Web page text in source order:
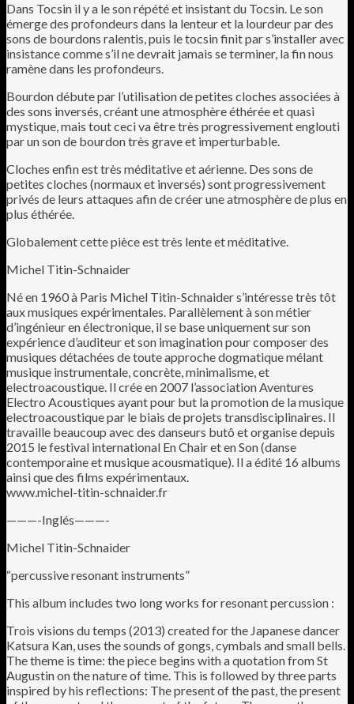
Dans Tocsin il y a le son répété et insistant du Tocsin. Le son
émerge des profondeurs dans la lenteur et la lourdeur par des
sons de bourdons ralentis, puis le tocsin finit par s’installer avec
insistance comme s’il ne devrait jamais se terminer, la fin nous
ramène dans les profondeurs.
Bourdon débute par l’utilisation de petites cloches associées à
des sons inversés, créant une atmosphère éthérée et quasi
mystique, mais tout ceci va être très progressivement englouti
par un son de bourdon très grave et imperturbable.
Cloches enfin est très méditative et aérienne. Des sons de
petites cloches (normaux et inversés) sont progressivement
privés de leurs attaques afin de créer une atmosphère de plus en
plus éthérée.
Globalement cette pièce est très lente et méditative.
Michel Titin-Schnaider
Né en 1960 à Paris Michel Titin-Schnaider s’intéresse très tôt
aux musiques expérimentales. Parallèlement à son métier
d’ingénieur en électronique, il se base uniquement sur son
expérience d’auditeur et son imagination pour composer des
musiques détachées de toute approche dogmatique mélant
musique instrumentale, concrète, minimalisme, et
electroacoustique. Il crée en 2007 l’association Aventures
Electro Acoustiques ayant pour but la promotion de la musique
electroacoustique par le biais de projets transdisciplinaires. Il
travaille beaucoup avec des danseurs butô et organise depuis
2015 le festival international En Chair et en Son (danse
contemporaine et musique acousmatique). Il a édité 16 albums
ainsi que des films expérimentaux.
www.michel-titin-schnaider.fr
———-Inglés———-
Michel Titin-Schnaider
“percussive resonant instruments”
This album includes two long works for resonant percussion :
Trois visions du temps (2013) created for the Japanese dancer
Katsura Kan, uses the sounds of gongs, cymbals and small bells.
The theme is time: the piece begins with a quotation from St
Augustin on the nature of time. This is followed by three parts
inspired by his reflections: The present of the past, the present